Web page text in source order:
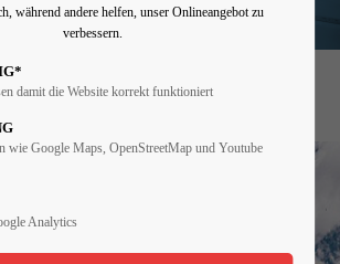
bleiben
WELLEKÖLN
während andere helfen, unser Onlineangebot zu
verbessern.
damit die Website korrekt funktioniert
wie Google Maps, OpenStreetMap und Youtube
Analytics